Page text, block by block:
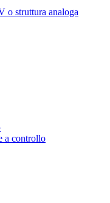
o struttura analoga
a controllo